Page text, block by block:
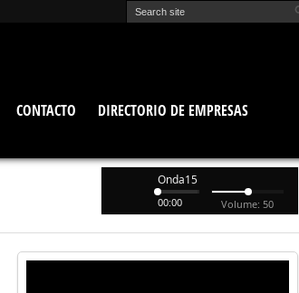
CONTACTO
DIRECTORIO DE EMPRESAS
Onda15
00:00 Volume: 50